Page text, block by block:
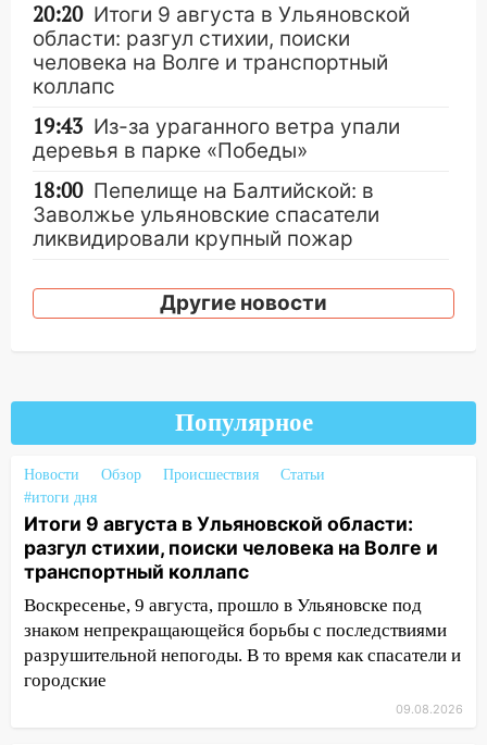
20:20 Итоги 9 августа в Ульяновской
области: разгул стихии, поиски
человека на Волге и транспортный
коллапс
19:43 Из-за ураганного ветра упали
деревья в парке «Победы»
18:00 Пепелище на Балтийской: в
Заволжье ульяновские спасатели
ликвидировали крупный пожар
Ульяновской области
Соцсети: на «Ауди» упало дерево
15:12 В Ульяновске выгорела кухня в
многоэтажке
14:18 Гинеколог рассказала о том, с
какими сложностями сталкиваются
молодые мамы
13:02 Соцсети: на улице Розы
Люксембург дерево упало на
автомобиль
Другие новости
Популярное
Новости Обзор Происшествия
Статьи
#итоги дня
Итоги 9 августа в Ульяновской области:
разгул стихии, поиски человека на Волге и
транспортный коллапс
Воскресенье, 9 августа, прошло в Ульяновске под
знаком непрекращающейся борьбы с последствиями
разрушительной непогоды. В то время как спасатели и
городские
09.08.2026